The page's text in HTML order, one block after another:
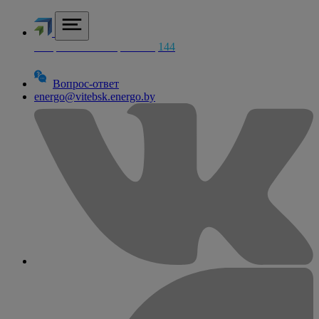
144
Вопрос-ответ
energo@vitebsk.energo.by